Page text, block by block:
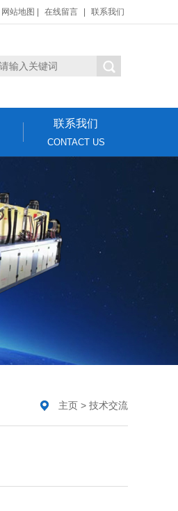
网站地图 在线留言 联系我们
联系我们
CONTACT US
主页 > 技术交流